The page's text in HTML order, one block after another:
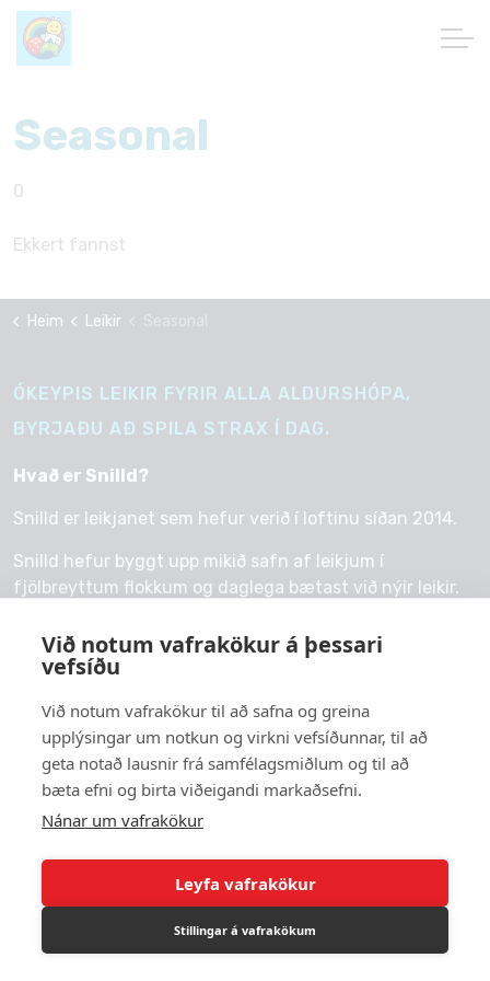
Við notum vafrakökur á þessari
vefsíðu
Við notum vafrakökur til að safna og greina
upplýsingar um notkun og virkni vefsíðunnar, til að
geta notað lausnir frá samfélagsmiðlum og til að
bæta efni og birta viðeigandi markaðsefni.
Nánar um vafrakökur
Leyfa vafrakökur
Stillingar á vafrakökum
Seasonal
0
Ekkert fannst
Heim Leikir
ÓKEYPIS LEIKIR FYRIR ALLA ALDURSHÓPA,
BYRJAÐU AÐ SPILA STRAX Í DAG.
Hvað er Snilld?
Snilld er leikjanet sem hefur verið í loftinu síðan 2014.
Snilld hefur byggt upp mikið safn af leikjum í
fjölbreyttum flokkum og daglega bætast við nýir leikir.
© 2026 snilld.is
Um okkur
Persónuvernd